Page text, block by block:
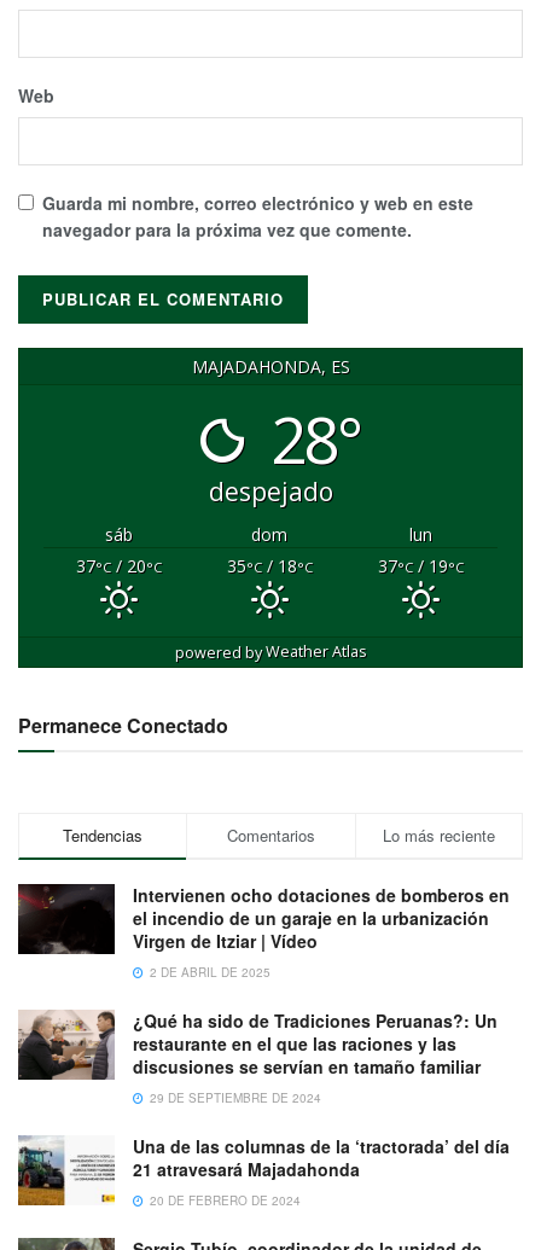
Web
Guarda mi nombre, correo electrónico y web en este
navegador para la próxima vez que comente.
MAJADAHONDA, ES
28°
despejado
sáb dom
lun
37°C/ 20°C 35°C/ 18°C 37°C/ 19°C
powered byWeather Atlas
Permanece Conectado
Tendencias Comentarios Lo más reciente
Intervienen ocho dotaciones de bomberos en
el incendio de un garaje en la urbanización
Virgen de Itziar | Vídeo
2 DE ABRIL DE 2025
¿Qué ha sido de Tradiciones Peruanas?: Un
restaurante en el que las raciones y las
discusiones se servían en tamaño familiar
29 DE SEPTIEMBRE DE 2024
Una de las columnas de la ‘tractorada’ del día
21 atravesará Majadahonda
20 DE FEBRERO DE 2024